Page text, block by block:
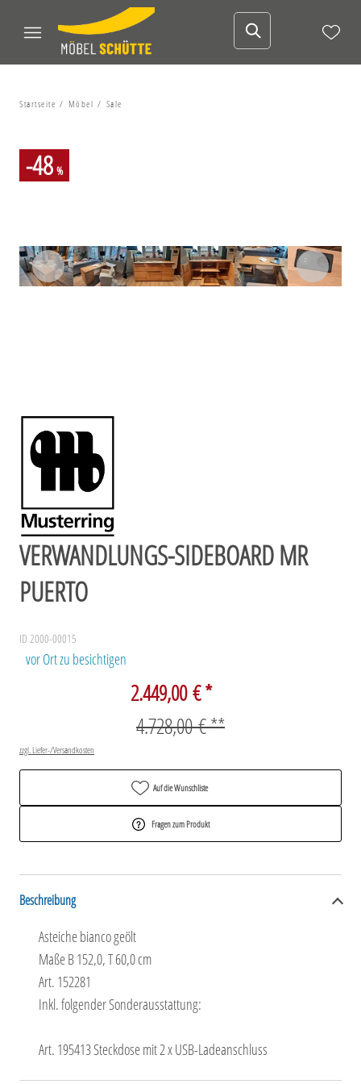
Startseite Möbel Sale
-48 %
VERWANDLUNGS-SIDEBOARD MR
PUERTO
ID 2000-00015
vor Ort zu besichtigen
2.449,00 € *
4.728,00 € **
zzgl. Liefer-/Versandkosten
Auf die Wunschliste
Fragen zum Produkt
Beschreibung
Asteiche bianco geölt
Maße B 152,0, T 60,0 cm
Art. 152281
Inkl. folgender Sonderausstattung:
Art. 195413 Steckdose mit 2 x USB-Ladeanschluss